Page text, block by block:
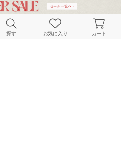
SERVICE
探す お気に入り カート